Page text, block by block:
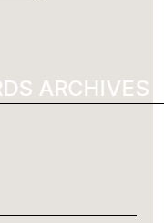
ARCHIVES